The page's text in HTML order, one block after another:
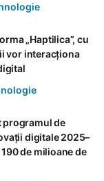
„Haptilica”, cu
vor interacționa
programul de
digitale 2025–
de milioane de